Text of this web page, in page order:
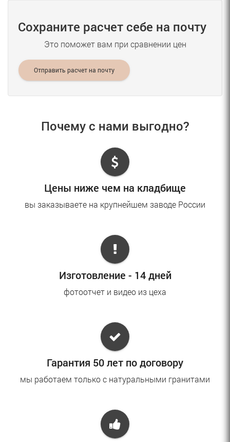
Сохраните расчет себе на почту
Это поможет вам при сравнении цен
Отправить расчет на почту
Почему с нами выгодно?
Цены ниже чем на кладбище
вы заказываете на крупнейшем заводе России
Изготовление - 14 дней
фотоотчет и видео из цеха
Гарантия 50 лет по договору
мы работаем только с натуральными гранитами